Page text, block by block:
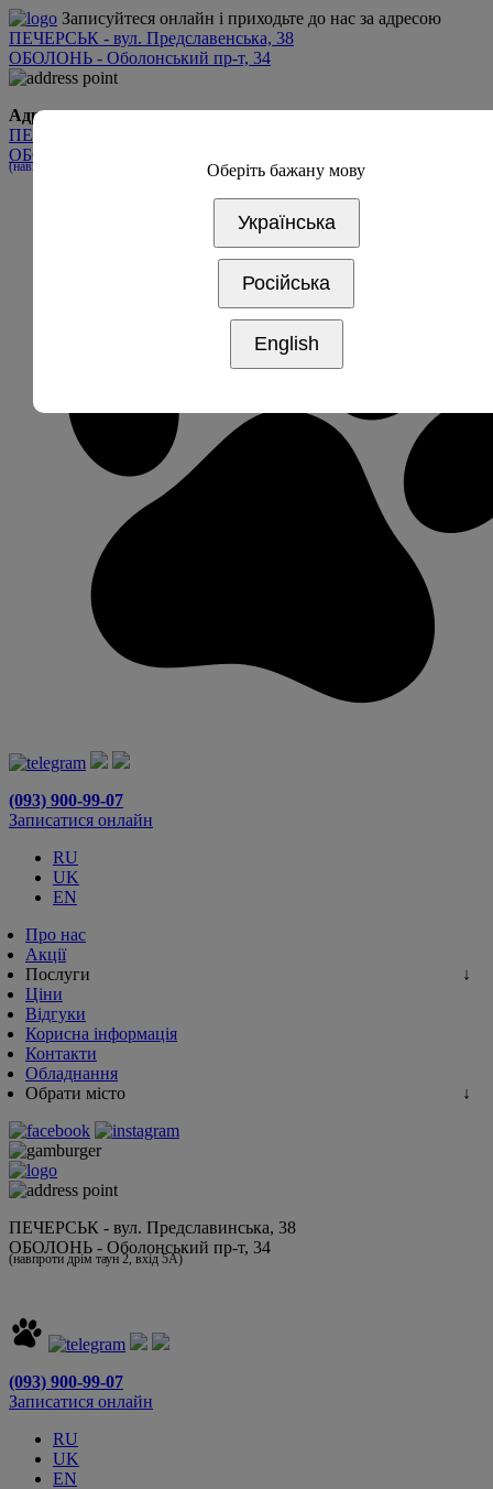
Записуйтеся онлайн і приходьте до нас за адресою
ПЕЧЕРСЬК - вул. Предславенська, 38
ОБОЛОНЬ - Оболонський пр-т, 34
Адреса
ПЕЧЕРСЬК - вул. Предславинська, 38
ОБОЛОНЬ - Оболонський пр-т, 34
(навпроти дрім таун 2, вхід 5А)
(093) 900-99-07
Записатися онлайн
RU
UK
EN
Про нас
Акції
Послуги
Ціни
Відгуки
Корисна інформація
Контакти
Обладнання
Обрати місто
ПЕЧЕРСЬК - вул. Предславинська, 38
ОБОЛОНЬ - Оболонський пр-т, 34
(навпроти дрім таун 2, вхід 5А)
(093) 900-99-07
Записатися онлайн
RU
UK
EN
Оберіть бажану мову
Українська
Російська
English